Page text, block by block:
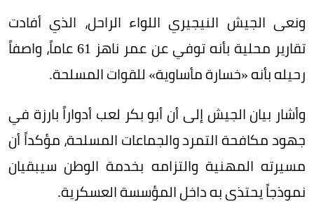
ونعى الجيش النيجيري اللواء الراحل، الذي أفادت
تقارير محلية بأنه توفي عن عمر ناهز 61 عاماً، واصفاً
رحيله بأنه «خسارة مأساوية» للقوات المسلحة.
وأشار بيان الجيش إلى أن أبو بكر لعب أدواراً بارزة في
جهود مكافحة التمرد والجماعات المسلحة، مؤكداً أن
مسيرته المهنية والتزامه بخدمة الوطن سيبقيان
نموذجاً يحتذى به داخل المؤسسة العسكرية.